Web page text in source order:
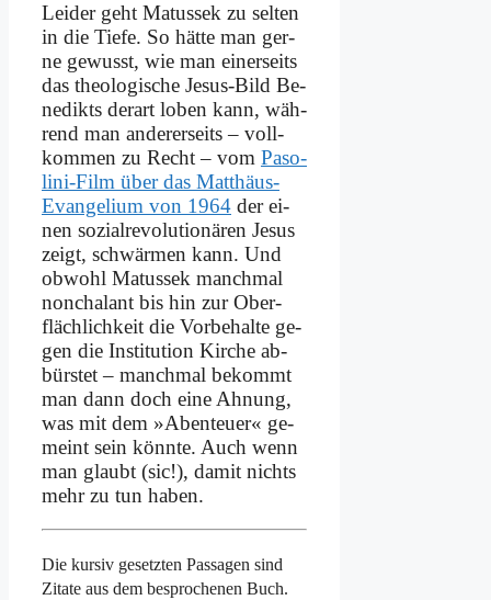
Lei­der geht Ma­tus­sek zu sel­ten
in die Tie­fe. So hät­te man ger­
ne ge­wusst, wie man ei­ner­seits
das theo­lo­gi­sche Je­sus-Bild Be­
ne­dikts der­art lo­ben kann, wäh­
rend man an­de­rer­seits – voll­
kom­men zu Recht – vom Pa­so­
li­ni-Film über das Mat­thä­us-
Evan­ge­li­um von 1964 der ei­
nen so­zi­al­re­vo­lu­tio­nä­ren Je­sus
zeigt, schwär­men kann. Und
ob­wohl Ma­tus­sek manch­mal
non­cha­lant bis hin zur Ober­
fläch­lich­keit die Vor­be­hal­te ge­
gen die In­sti­tu­ti­on Kir­che ab­
bür­stet – manch­mal be­kommt
man dann doch ei­ne Ah­nung,
was mit dem »Aben­teu­er« ge­
meint sein könn­te. Auch wenn
man glaubt (sic!), da­mit nichts
mehr zu tun ha­ben.
Die kur­siv ge­setz­ten Pas­sa­gen sind
Zi­ta­te aus dem be­spro­che­nen Buch.